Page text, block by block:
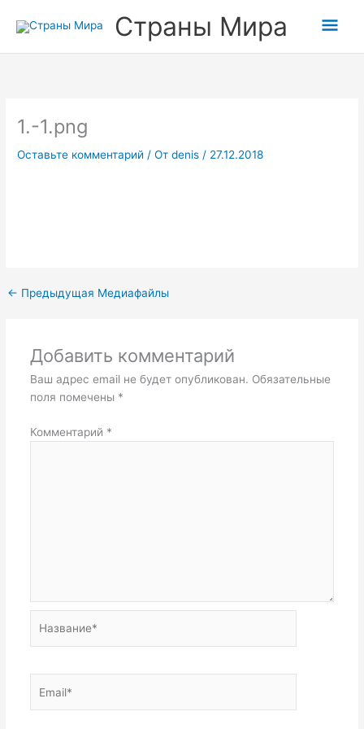
Страны Мира
1.-1.png
Оставьте комментарий / Отdenis/ 27.12.2018
← Предыдущая Медиафайлы
Добавить комментарий
Ваш адрес email не будет опубликован. Обязательные
поля помечены *
Комментарий *
вверх